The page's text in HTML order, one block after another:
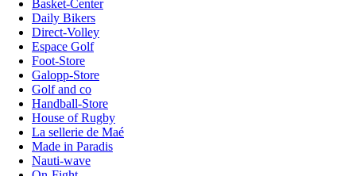
Basket-Center
Daily Bikers
Direct-Volley
Espace Golf
Foot-Store
Galopp-Store
Golf and co
Handball-Store
House of Rugby
La sellerie de Maé
Made in Paradis
Nauti-wave